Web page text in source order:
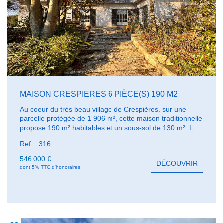
MAISON CRESPIERES 6 PIÈCE(S) 190 M2
Au coeur du très beau village de Crespières, sur une
parcelle protégée de 1 906 m², cette maison traditionnelle
propose 190 m² habitables et un sous-sol de 130 m². Le
avec une hauteur sous plafond remarquable, 2 chambres,
une salle de bains, cuisine. L'étage propose aujourd'hui
un appartement constitué d'un salon, et d'une suite
complète ; possibilité de 2 ou 3 chambres. Le grand sous-
écoles maternelles et primaires.
Ref. : 316
546 000 €
dont 5% TTC d'honoraires DÉCOUVRIR